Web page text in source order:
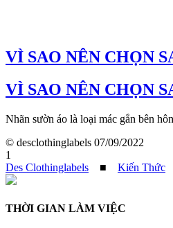
VÌ SAO NÊN CHỌN
VÌ SAO NÊN CHỌN
Nhãn sườn áo là loại mác gắn bên
© desclothinglabels 07/09/2022
1
Des Clothinglabels ■ Kiến Thức
THỜI GIAN LÀM VIỆC